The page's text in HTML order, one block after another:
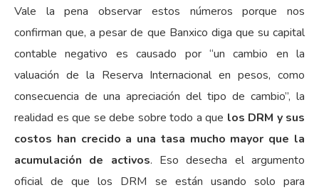
Vale la pena observar estos números porque nos
confirman que, a pesar de que Banxico diga que su capital
contable negativo es causado por “un cambio en la
valuación de la Reserva Internacional en pesos, como
consecuencia de una apreciación del tipo de cambio”, la
realidad es que se debe sobre todo a que los DRM y sus
costos han crecido a una tasa mucho mayor que la
acumulación de activos. Eso desecha el argumento
oficial de que los DRM se están usando solo para